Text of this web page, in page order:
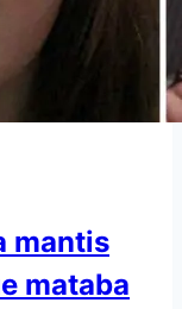
mantis
mataba